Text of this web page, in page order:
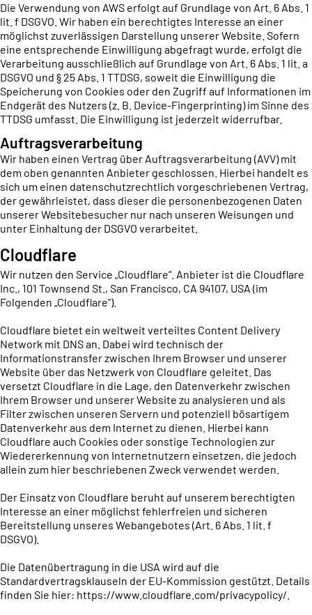
Die Verwendung von AWS erfolgt auf Grundlage von Art. 6 Abs. 1
lit. f DSGVO. Wir haben ein berechtigtes Interesse an einer
möglichst zuverlässigen Darstellung unserer Website. Sofern
eine entsprechende Einwilligung abgefragt wurde, erfolgt die
Verarbeitung ausschließlich auf Grundlage von Art. 6 Abs. 1 lit. a
DSGVO und § 25 Abs. 1 TTDSG, soweit die Einwilligung die
Speicherung von Cookies oder den Zugriff auf Informationen im
Endgerät des Nutzers (z. B. Device-Fingerprinting) im Sinne des
TTDSG umfasst. Die Einwilligung ist jederzeit widerrufbar.
Auftragsverarbeitung
Wir haben einen Vertrag über Auftragsverarbeitung (AVV) mit
dem oben genannten Anbieter geschlossen. Hierbei handelt es
sich um einen datenschutzrechtlich vorgeschriebenen Vertrag,
der gewährleistet, dass dieser die personenbezogenen Daten
unserer Websitebesucher nur nach unseren Weisungen und
unter Einhaltung der DSGVO verarbeitet.
Cloudflare
Wir nutzen den Service „Cloudflare“. Anbieter ist die Cloudflare
Inc., 101 Townsend St., San Francisco, CA 94107, USA (im
Folgenden „Cloudflare”).
Cloudflare bietet ein weltweit verteiltes Content Delivery
Network mit DNS an. Dabei wird technisch der
Informationstransfer zwischen Ihrem Browser und unserer
Website über das Netzwerk von Cloudflare geleitet. Das
versetzt Cloudflare in die Lage, den Datenverkehr zwischen
Ihrem Browser und unserer Website zu analysieren und als
Filter zwischen unseren Servern und potenziell bösartigem
Datenverkehr aus dem Internet zu dienen. Hierbei kann
Cloudflare auch Cookies oder sonstige Technologien zur
Wiedererkennung von Internetnutzern einsetzen, die jedoch
allein zum hier beschriebenen Zweck verwendet werden.
Der Einsatz von Cloudflare beruht auf unserem berechtigten
Interesse an einer möglichst fehlerfreien und sicheren
Bereitstellung unseres Webangebotes (Art. 6 Abs. 1 lit. f
DSGVO).
Die Datenübertragung in die USA wird auf die
Standardvertragsklauseln der EU-Kommission gestützt. Details
finden Sie hier: https://www.cloudflare.com/privacypolicy/